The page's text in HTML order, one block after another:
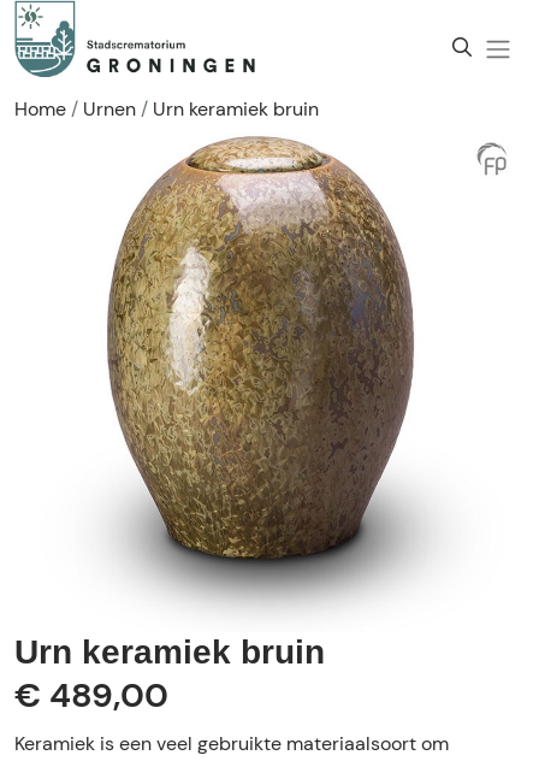
Home Urnen Urn keramiek bruin
Urn keramiek bruin
€ 489,00
Keramiek is een veel gebruikte materiaalsoort om